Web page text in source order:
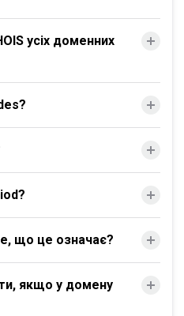
усіх доменних
що це означає?
якщо у домену